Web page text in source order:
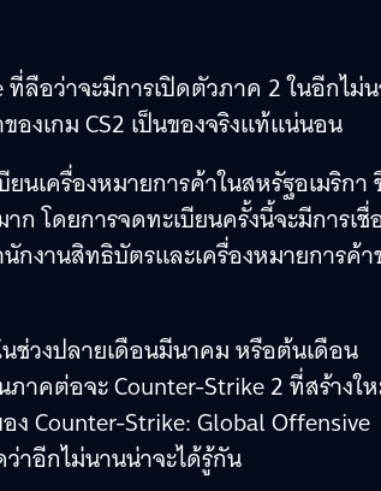
ลือว่าจะมีการเปิดตัวภาค 2 ในอีกไม่
งเกม CS2 เป็นของจริงแท้แน่นอน
นเครื่องหมายการค้าในสหรัฐอเมริกา
โดยการจดทะเบียนครั้งนี้จะมีการเชื่
กงานสิทธิบัตรและเครื่องหมายการค้
ช่วงปลายเดือนมีนาคม หรือต้นเดือน
าคต่อจะ Counter-Strike 2 ที่สร้างใ
ง Counter-Strike: Global Offensive
อีกไม่นานน่าจะได้รู้กัน